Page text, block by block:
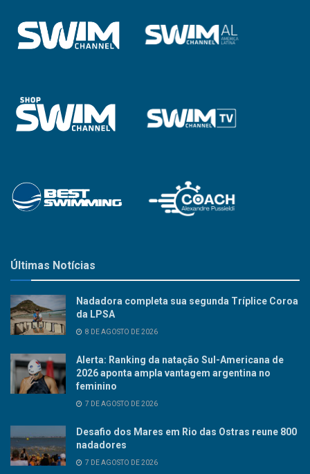
Últimas Notícias
Nadadora completa sua segunda Tríplice Coroa
da LPSA
8 DE AGOSTO DE 2026
Alerta: Ranking da natação Sul-Americana de
2026 aponta ampla vantagem argentina no
feminino
7 DE AGOSTO DE 2026
Desafio dos Mares em Rio das Ostras reune 800
nadadores
7 DE AGOSTO DE 2026